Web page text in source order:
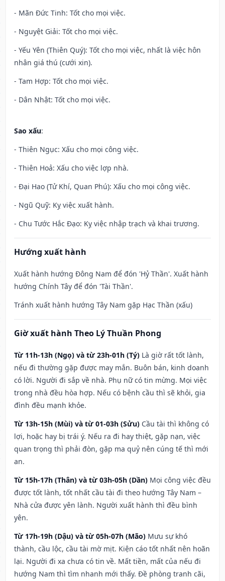
- Mãn Đức Tinh: Tốt cho mọi việc.
- Nguyệt Giải: Tốt cho mọi việc.
- Yếu Yên (Thiên Quý): Tốt cho mọi việc, nhất là việc hôn
nhân giá thú (cưới xin).
- Tam Hợp: Tốt cho mọi việc.
- Dân Nhật: Tốt cho mọi việc.
Sao xấu:
- Thiên Ngục: Xấu cho mọi công việc.
- Thiên Hoả: Xấu cho việc lợp nhà.
- Đại Hao (Tử Khí, Quan Phú): Xấu cho mọi công việc.
- Ngũ Quỹ: Kỵ việc xuất hành.
- Chu Tước Hắc Đạo: Kỵ việc nhập trạch và khai trương.
Hướng xuất hành
Xuất hành hướng Đông Nam để đón 'Hỷ Thần'. Xuất hành
hướng Chính Tây để đón 'Tài Thần'.
Tránh xuất hành hướng Tây Nam gặp Hạc Thần (xấu)
Giờ xuất hành Theo Lý Thuần Phong
Từ 11h-13h (Ngọ) và từ 23h-01h (Tý) Là giờ rất tốt lành,
nếu đi thường gặp được may mắn. Buôn bán, kinh doanh
có lời. Người đi sắp về nhà. Phụ nữ có tin mừng. Mọi việc
trong nhà đều hòa hợp. Nếu có bệnh cầu thì sẽ khỏi, gia
đình đều mạnh khỏe.
Từ 13h-15h (Mùi) và từ 01-03h (Sửu) Cầu tài thì không có
lợi, hoặc hay bị trái ý. Nếu ra đi hay thiệt, gặp nạn, việc
quan trọng thì phải đòn, gặp ma quỷ nên cúng tế thì mới
an.
Từ 15h-17h (Thân) và từ 03h-05h (Dần) Mọi công việc đều
được tốt lành, tốt nhất cầu tài đi theo hướng Tây Nam –
Nhà cửa được yên lành. Người xuất hành thì đều bình
yên.
Từ 17h-19h (Dậu) và từ 05h-07h (Mão) Mưu sự khó
thành, cầu lộc, cầu tài mờ mịt. Kiện cáo tốt nhất nên hoãn
lại. Người đi xa chưa có tin về. Mất tiền, mất của nếu đi
hướng Nam thì tìm nhanh mới thấy. Đề phòng tranh cãi,